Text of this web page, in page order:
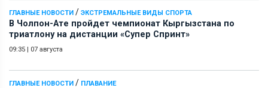
ГЛАВНЫЕ НОВОСТИ / ЭКСТРЕМАЛЬНЫЕ ВИДЫ СПОРТА
В Чолпон-Ате пройдет чемпионат Кыргызстана по
триатлону на дистанции «Супер Спринт»
09:35 | 07 августа
ГЛАВНЫЕ НОВОСТИ / ПЛАВАНИЕ